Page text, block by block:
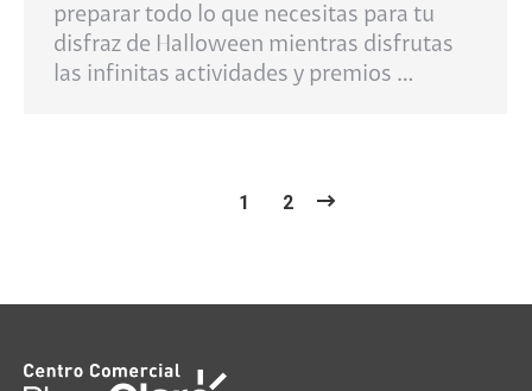
preparar todo lo que necesitas para tu
disfraz de Halloween mientras disfrutas
las infinitas actividades y premios …
1 2